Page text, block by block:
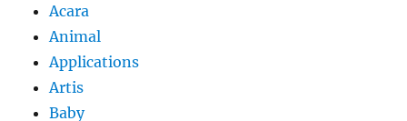
Acara
Animal
Applications
Artis
Baby